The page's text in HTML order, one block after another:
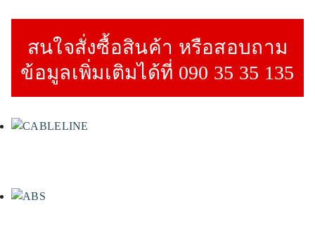
สนใจสั่งซื้อสินค้า หรือสอบถาม
ข้อมูลเพิ่มเติมได้ที่ 090 35 35 135